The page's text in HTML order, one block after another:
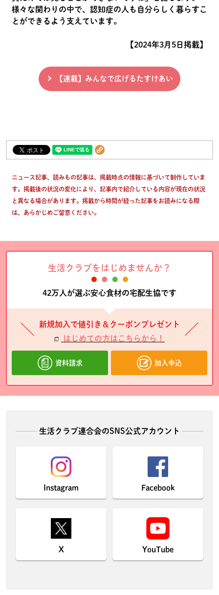
様々な関わりの中で、認知症の人も自分らしく暮らすこ
とができるよう支えています。
【2024年3月5日掲載】
【連載】みんなで広げるたすけあい
ニュース記事、読みもの記事は、掲載時点の情報に基づいて制作していま
す。掲載後の状況の変化により、記事内で紹介している内容が現在の状況
と異なる場合があります。掲載から時間が経った記事をお読みになる際
は、あらかじめご留意ください。
生活クラブをはじめませんか？
42万人が選ぶ安心食材の宅配生協です
新規加入で値引き＆クーポンプレゼント
はじめての方はこちらから！
資料請求 加入申込
生活クラブ連合会のSNS公式アカウント
Instagram Facebook
X YouTube